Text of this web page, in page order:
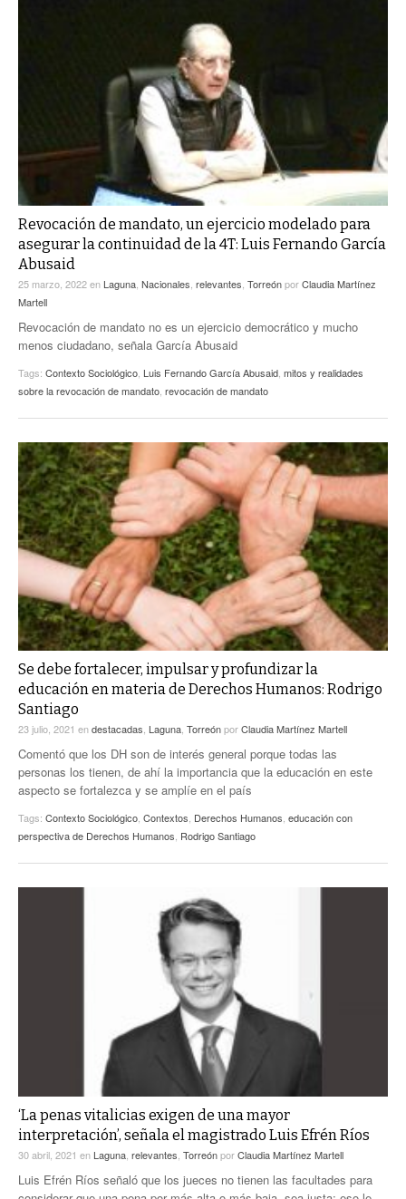
Revocación de mandato, un ejercicio modelado para
asegurar la continuidad de la 4T: Luis Fernando García
Abusaid
25 marzo, 2022en Laguna Nacionales relevantes TorreónporClaudia Martínez
Martell
Revocación de mandato no es un ejercicio democrático y mucho
menos ciudadano, señala García Abusaid
Tags: Contexto Sociológico Luis Fernando García Abusaid mitos y realidades
sobre la revocación de mandato revocación de mandato
Se debe fortalecer, impulsar y profundizar la
educación en materia de Derechos Humanos: Rodrigo
Santiago
23 julio, 2021 endestacadas, Laguna, TorreónporClaudia Martínez Martell
Comentó que los DH son de interés general porque todas las
personas los tienen, de ahí la importancia que la educación en este
aspecto se fortalezca y se amplíe en el país
Tags: Contexto Sociológico, Contextos, Derechos Humanos, educación con
perspectiva de Derechos Humanos, Rodrigo Santiago
‘La penas vitalicias exigen de una mayor
interpretación’, señala el magistrado Luis Efrén Ríos
30 abril, 2021 en Laguna relevantes TorreónporClaudia Martínez Martell
Luis Efrén Ríos señaló que los jueces no tienen las facultades para